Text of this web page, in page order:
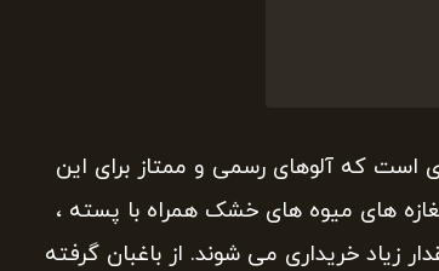
است که آلوهای رسمی و ممتاز برای این
های میوه های خشک همراه با پسته ،
زیاد خریداری می شوند. از باغبان گرفته